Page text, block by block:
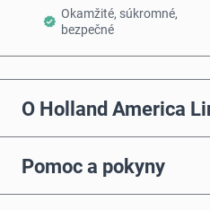
Okamžité, súkromné,
bezpečné
O Holland America
Pomoc a pokyny